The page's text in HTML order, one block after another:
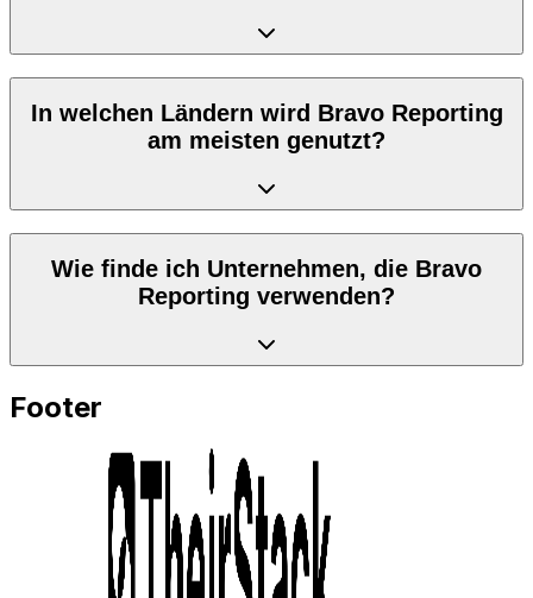
In welchen Ländern wird Bravo Reporting
am meisten genutzt?
Wie finde ich Unternehmen, die Bravo
Reporting verwenden?
Footer